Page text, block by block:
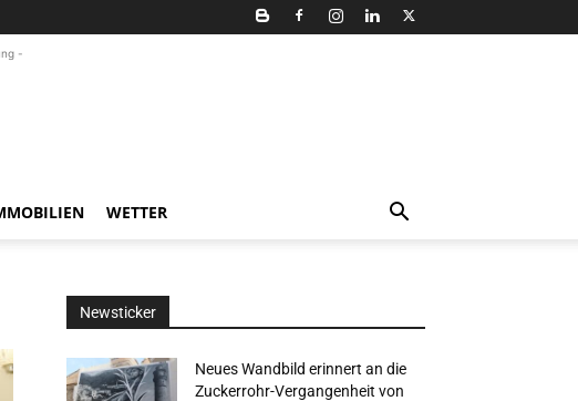
-
WETTER
Newsticker
Neues Wandbild erinnert an die
Zuckerrohr-Vergangenheit von